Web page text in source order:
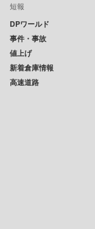
短報
DPワールド
事件・事故
値上げ
新着倉庫情報
高速道路